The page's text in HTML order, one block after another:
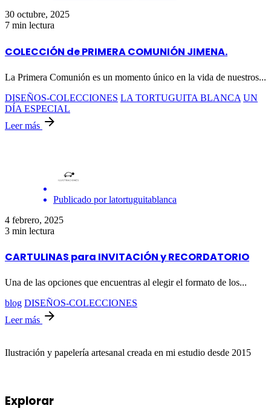
30 octubre, 2025
7 min lectura
COLECCIÓN de PRIMERA COMUNIÓN JIMENA.
La Primera Comunión es un momento único en la vida de nuestros...
DISEÑOS-COLECCIONES LA TORTUGUITA BLANCA UN
DÍA ESPECIAL
Leer más
Publicado por latortuguitablanca
4 febrero, 2025
3 min lectura
CARTULINAS para INVITACIÓN y RECORDATORIO
Una de las opciones que encuentras al elegir el formato de los...
blog DISEÑOS-COLECCIONES
Leer más
Ilustración y papelería artesanal creada en mi estudio desde 2015
Explorar